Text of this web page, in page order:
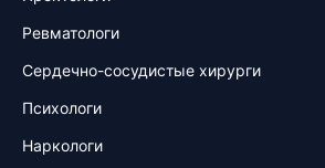
Ревматологи
Сердечно-сосудистые хирурги
Психологи
Наркологи